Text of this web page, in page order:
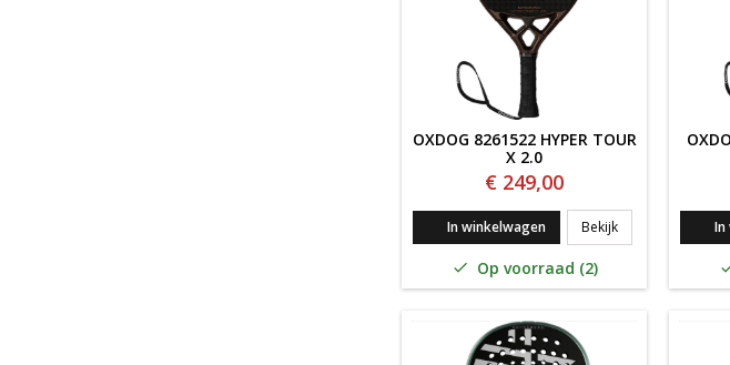
OXDOG 8261522 HYPER TOUR
X 2.0
€ 249,00
In winkelwagen BekijkOxdog 8261522
 Op voorraad (2)
In